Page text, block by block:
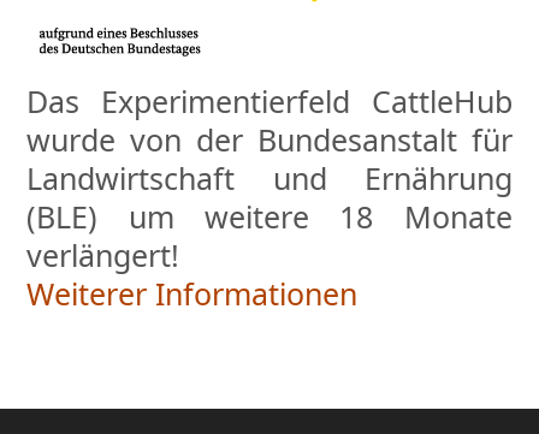
Das Experimentierfeld CattleHub
wurde von der Bundesanstalt für
Landwirtschaft und Ernährung
(BLE) um weitere 18 Monate
verlängert!
Weiterer Informationen